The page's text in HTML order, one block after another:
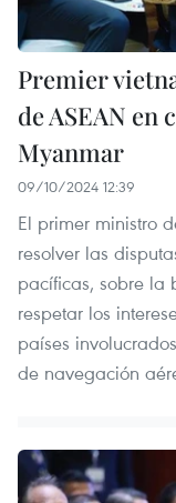
Premier
de ASEAN en
Myanmar
09/10/2024 12:39
El primer ministro
resolver las
pacíficas, sobre la
respetar los
países
de navegación